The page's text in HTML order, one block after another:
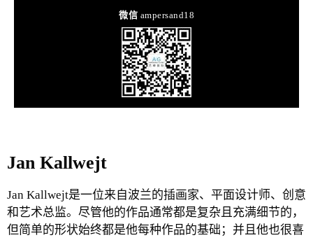
微信 ampersand18
Jan Kallwejt
Jan Kallwejt是一位来自波兰的插画家、平面设计师、创意
和艺术总监。尽管他的作品通常都是复杂且充满细节的，
但简单的形状始终都是他每种作品的基础；并且他也很喜